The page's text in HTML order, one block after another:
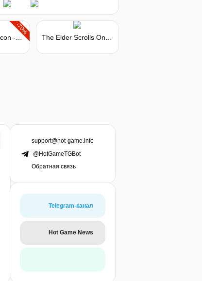
-70%
support@hot-game.info
@HotGameTGBot
Обратная связь
Telegram-канал
Hot Game News